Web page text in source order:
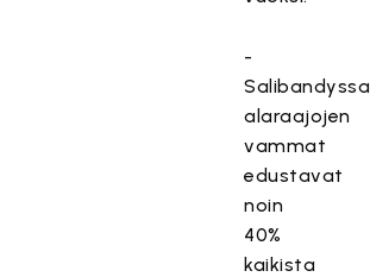
-
Salibandyssa
alaraajojen
vammat
edustavat
noin
40%
kaikista